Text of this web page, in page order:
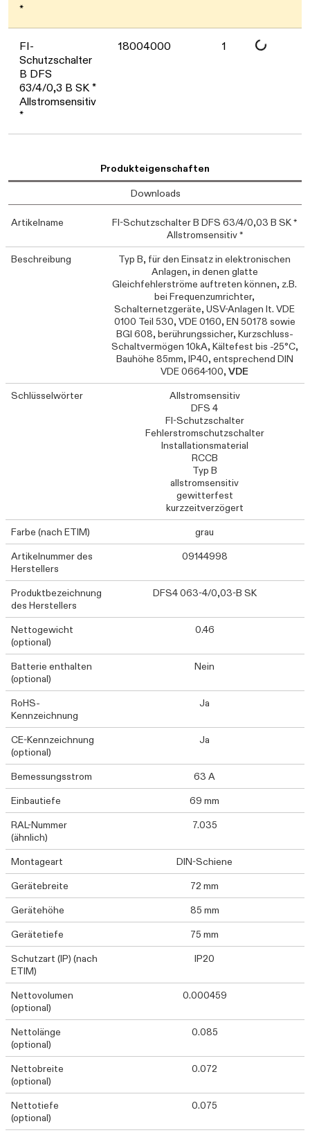
*
FI-
Schutzschalter
B DFS
63/4/0,3 B SK *
Allstromsensitiv
*
18004000 1
Daten werden geladen. Bitte warten...
Produkteigenschaften
Downloads
Artikelname
FI-Schutzschalter B DFS 63/4/0,03 B SK *
Allstromsensitiv *
Beschreibung
Typ B, für den Einsatz in elektronischen
Anlagen, in denen glatte
Gleichfehlerströme auftreten können, z.B.
bei Frequenzumrichter,
Schalternetzgeräte, USV-Anlagen lt. VDE
0100 Teil 530, VDE 0160, EN 50178 sowie
BGI 608, berührungssicher, Kurzschluss-
Schaltvermögen 10kA, Kältefest bis -25°C,
Bauhöhe 85mm, IP40, entsprechend DIN
VDE 0664-100,VDE
Schlüsselwörter
Allstromsensitiv
DFS 4
FI-Schutzschalter
Fehlerstromschutzschalter
Installationsmaterial
RCCB
Typ B
allstromsensitiv
gewitterfest
kurzzeitverzögert
Farbe (nach ETIM)
grau
Artikelnummer des
Herstellers
09144998
Produktbezeichnung
des Herstellers
DFS4 063-4/0,03-B SK
Nettogewicht
(optional)
0.46
Batterie enthalten
(optional)
Nein
RoHS-
Kennzeichnung
Ja
CE-Kennzeichnung
(optional)
Ja
Bemessungsstrom
63 A
Einbautiefe
69 mm
RAL-Nummer
(ähnlich)
7.035
Montageart
DIN-Schiene
Gerätebreite
72 mm
Gerätehöhe
85 mm
Gerätetiefe
75 mm
Schutzart (IP) (nach
ETIM)
IP20
Nettovolumen
(optional)
0.000459
Nettolänge
(optional)
0.085
Nettobreite
(optional)
0.072
Nettotiefe
(optional)
0.075